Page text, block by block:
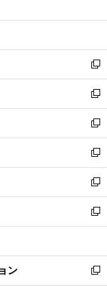
開
ウ
開
く
ン
ウ
で
開
く
ウ
ン
ド
ウ
で
開
く
新
し
い
ウ
ィ
ン
ド
ウ
で
開
く
新
し
い
ウ
ィ
ン
ド
ウ
で
開
新
し
い
ウ
ィ
ン
ド
ウ
開
く
新
し
い
ウ
ィ
ン
ウ
で
開
新
し
い
ウ
ン
ド
ウ
新
し
ウ
ィ
ン
ン
新